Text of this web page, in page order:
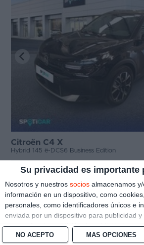
Su privacidad es importante
Nosotros y nuestros socios almacenamos
información en un dispositivo, como
personales, como identificadores únicos e
enviada por un dispositivo para publicidad y
personalizado, medición de publicidad y
de audiencia y desarrollo de servicios. Con
MÁS OPCIONES
NO ACEPTO
Citroën C4 X
Hybrid 145 ë-DCS6 Business Edition
7.225 km | 10/2025 | 145 CV | Sevilla
Ver oferta